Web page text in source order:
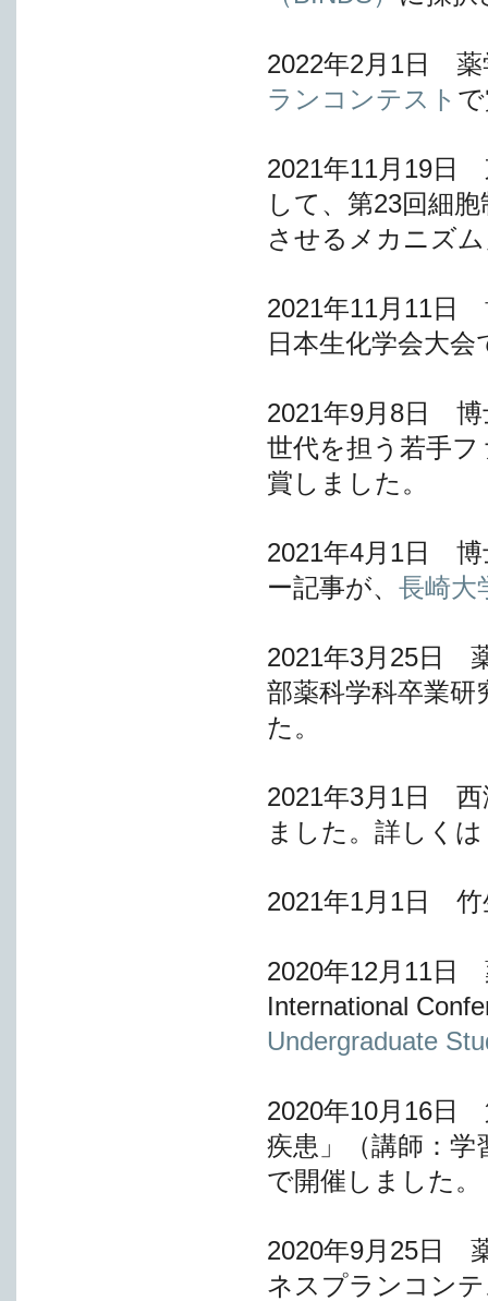
2022年2月1日 薬
ランコンテスト
2021年11月19日
して、第23回細
させるメカニズ
2021年11月11日
日本生化学会大会
2021年9月8日 博
世代を担う若手
賞しました。
2021年4月1日 博
ー記事が、 長崎大
2021年3月25日
部薬科学科卒業
た。
2021年3月1日 西
ました。詳しく
2021年1月1日 竹
2020年12月11日
International
Undergraduate
2020年10月16日
疾患」（講師：学
で開催しました。
2020年9月25日
ネスプランコン